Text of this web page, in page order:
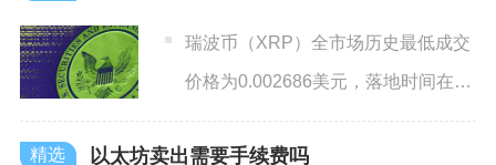
瑞波币（XRP）全市场历史最低成交
价格为0.002686美元，落地时间在
2014年5月22
以太坊卖出需要手续费吗